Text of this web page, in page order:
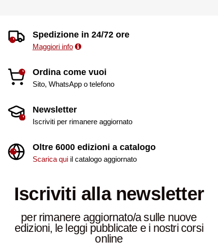
Spedizione in 24/72 ore
Maggiori info
Ordina come vuoi
Sito, WhatsApp o telefono
Newsletter
Iscriviti per rimanere aggiornato
Oltre 6000 edizioni a catalogo
Scarica quiil catalogo aggiornato
Iscriviti alla newsletter
per rimanere aggiornato/a sulle nuove
edizioni, le leggi pubblicate e i nostri corsi
online